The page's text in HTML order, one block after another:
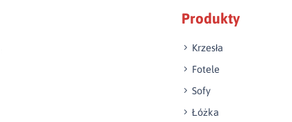
Produkty
Krzesła
Fotele
Sofy
Łóżka